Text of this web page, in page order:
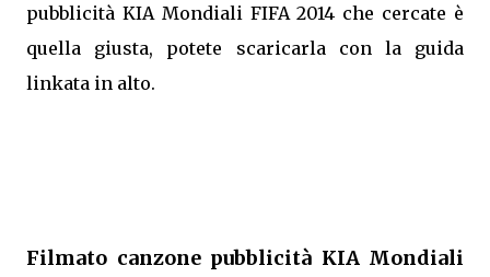
pubblicità KIA Mondiali FIFA 2014 che cercate è
quella giusta, potete scaricarla con la guida
linkata in alto.
Filmato canzone pubblicità KIA Mondiali